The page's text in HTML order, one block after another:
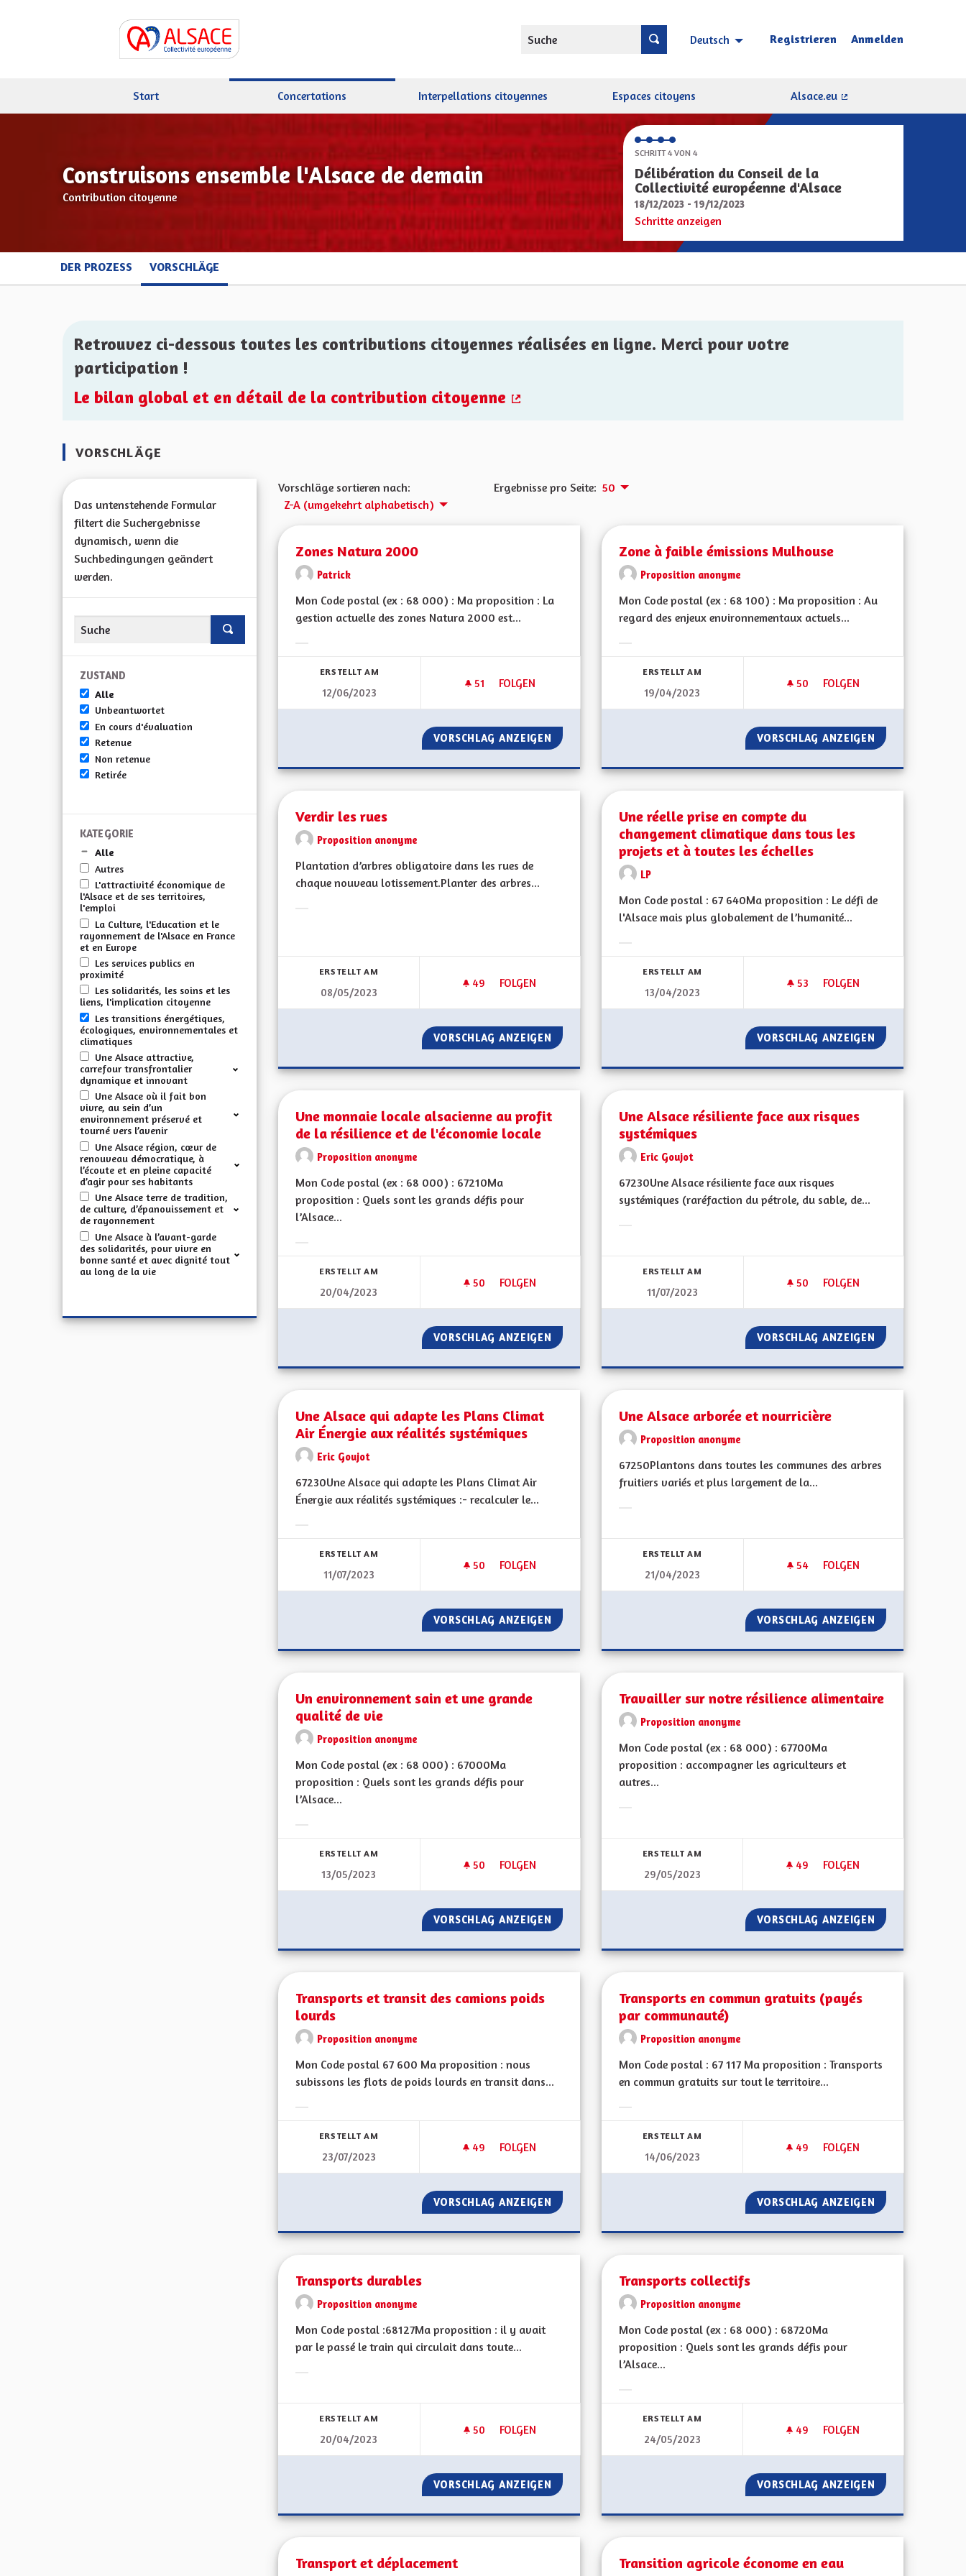
Suche Deutsch Choisir la langue Sprache wählen
Registrieren Anmelden
Start Concertations Interpellations citoyennes Espaces citoyens
Alsace.eu
Construisons ensemble l'Alsace de demain
Contribution citoyenne
SCHRITT 4 VON 4
Délibération du Conseil de la
Collectivité européenne d'Alsace
18/12/2023 - 19/12/2023
Schritte anzeigen
DER PROZESS VORSCHLÄGE
Retrouvez ci-dessous toutes les contributions citoyennes réalisées en ligne. Merci pour votre
participation !
Le bilan global et en détail de la contribution citoyenne
VORSCHLÄGE
Das untenstehende Formular
filtert die Suchergebnisse
dynamisch, wenn die
Suchbedingungen geändert
werden.
ZUSTAND
Alle
Unbeantwortet
En cours d'évaluation
Retenue
Non retenue
Retirée
KATEGORIE
Alle
Autres
L'attractivité économique de
l'Alsace et de ses territoires,
l'emploi
La Culture, l'Education et le
rayonnement de l'Alsace en France
et en Europe
Les services publics en
proximité
Les solidarités, les soins et les
liens, l'implication citoyenne
Les transitions énergétiques,
écologiques, environnementales et
climatiques
Une Alsace attractive,
carrefour transfrontalier
dynamique et innovant
Une Alsace où il fait bon
vivre, au sein d’un
environnement préservé et
tourné vers l’avenir
Une Alsace région, cœur de
renouveau démocratique, à
l’écoute et en pleine capacité
d’agir pour ses habitants
Une Alsace terre de tradition,
de culture, d’épanouissement et
de rayonnement
Une Alsace à l’avant-garde
des solidarités, pour vivre en
bonne santé et avec dignité tout
au long de la vie
Vorschläge sortieren nach:
Z-A (umgekehrt alphabetisch)
Ergebnisse pro Seite: 50
Zones Natura 2000
Patrick
Mon Code postal (ex : 68 000) : Ma proposition : La
gestion actuelle des zones Natura 2000 est...
ERSTELLT AM
12/06/2023
51 51 FOLLOWER
FOLGEN
ZONES NATURA 2000
VORSCHLAG ANZEIGEN ZONES NATURA 2000
Zone à faible émissions Mulhouse
Proposition anonyme
Mon Code postal (ex : 68 100) : Ma proposition : Au
regard des enjeux environnementaux actuels...
ERSTELLT AM
19/04/2023
50 50 FOLLOWER
FOLGEN
ZONE À FAIBLE ÉMISSIONS
VORSCHLAG ANZEIGEN ZONE À FAIBLE
Verdir les rues
Proposition anonyme
Plantation d’arbres obligatoire dans les rues de
chaque nouveau lotissement.Planter des arbres...
ERSTELLT AM
08/05/2023
49 49 FOLLOWER
FOLGEN
VERDIR LES RUES
VORSCHLAG ANZEIGEN VERDIR LES RUES
Une réelle prise en compte du
changement climatique dans tous les
projets et à toutes les échelles
LP
Mon Code postal : 67 640Ma proposition : Le défi de
l'Alsace mais plus globalement de l’humanité...
ERSTELLT AM
13/04/2023
53 53 FOLLOWER
FOLGEN
UNE RÉELLE PRISE EN
VORSCHLAG ANZEIGEN UNE RÉELLE
Une monnaie locale alsacienne au profit
de la résilience et de l'économie locale
Proposition anonyme
Mon Code postal (ex : 68 000) : 67210Ma
proposition : Quels sont les grands défis pour
l’Alsace...
ERSTELLT AM
20/04/2023
50 50 FOLLOWER
FOLGEN
UNE MONNAIE LOCALE ALSACIENNE AU PROFIT DE LA RÉSILIENCE ET DE L'ÉCONOMIE LOCALE
VORSCHLAG ANZEIGEN UNE MONNAIE LOCALE ALSACIENNE AU PROFIT DE LA RÉSILIENCE ET DE
Une Alsace résiliente face aux risques
systémiques
Eric Goujot
67230Une Alsace résiliente face aux risques
systémiques (raréfaction du pétrole, du sable, de...
ERSTELLT AM
11/07/2023
50 50 FOLLOWER
FOLGEN
UNE ALSACE RÉSILIENTE
VORSCHLAG ANZEIGEN UNE ALSACE
Une Alsace qui adapte les Plans Climat
Air Énergie aux réalités systémiques
Eric Goujot
67230Une Alsace qui adapte les Plans Climat Air
Énergie aux réalités systémiques :- recalculer le...
ERSTELLT AM
11/07/2023
50 50 FOLLOWER
FOLGEN
UNE ALSACE QUI ADAPTE LES PLANS CLIMAT AIR ÉNERGIE AUX RÉALITÉS SYSTÉMIQUES
VORSCHLAG ANZEIGEN UNE ALSACE QUI ADAPTE LES PLANS CLIMAT AIR ÉNERGIE AUX RÉALITÉS
Une Alsace arborée et nourricière
Proposition anonyme
67250Plantons dans toutes les communes des arbres
fruitiers variés et plus largement de la...
ERSTELLT AM
21/04/2023
54 54 FOLLOWER
FOLGEN
UNE ALSACE ARBORÉE ET
VORSCHLAG ANZEIGEN UNE ALSACE
Un environnement sain et une grande
qualité de vie
Proposition anonyme
Mon Code postal (ex : 68 000) : 67000Ma
proposition : Quels sont les grands défis pour
l’Alsace...
ERSTELLT AM
13/05/2023
50 50 FOLLOWER
FOLGEN
UN ENVIRONNEMENT SAIN ET UNE GRANDE QUALITÉ DE VIE
VORSCHLAG ANZEIGEN UN ENVIRONNEMENT SAIN ET UNE GRANDE QUALITÉ DE VIE
Travailler sur notre résilience alimentaire
Proposition anonyme
Mon Code postal (ex : 68 000) : 67700Ma
proposition : accompagner les agriculteurs et
autres...
ERSTELLT AM
29/05/2023
49 49 FOLLOWER
FOLGEN
TRAVAILLER SUR NOTRE
VORSCHLAG ANZEIGEN TRAVAILLER
Transports et transit des camions poids
lourds
Proposition anonyme
Mon Code postal 67 600 Ma proposition : nous
subissons les flots de poids lourds en transit dans...
ERSTELLT AM
23/07/2023
49 49 FOLLOWER
FOLGEN
TRANSPORTS ET TRANSIT DES CAMIONS POIDS LOURDS
VORSCHLAG ANZEIGEN TRANSPORTS ET TRANSIT DES CAMIONS POIDS LOURDS
Transports en commun gratuits (payés
par communauté)
Proposition anonyme
Mon Code postal : 67 117 Ma proposition : Transports
en commun gratuits sur tout le territoire...
ERSTELLT AM
14/06/2023
49 49 FOLLOWER
FOLGEN
TRANSPORTS EN COMMUN
VORSCHLAG ANZEIGEN TRANSPORTS
Transports durables
Proposition anonyme
Mon Code postal :68127Ma proposition : il y avait
par le passé le train qui circulait dans toute...
ERSTELLT AM
20/04/2023
50 50 FOLLOWER
FOLGEN
TRANSPORTS DURABLES
VORSCHLAG ANZEIGEN TRANSPORTS DURABLES
Transports collectifs
Proposition anonyme
Mon Code postal (ex : 68 000) : 68720Ma
proposition : Quels sont les grands défis pour
l’Alsace...
ERSTELLT AM
24/05/2023
49 49 FOLLOWER
FOLGEN
TRANSPORTS COLLECTIFS
VORSCHLAG ANZEIGEN TRANSPORTS
Transport et déplacement Transition agricole économe en eau